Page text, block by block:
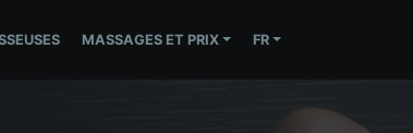
MASSAGES ET PRIX FR